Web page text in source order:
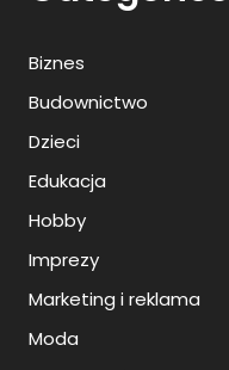
Biznes
Budownictwo
Dzieci
Edukacja
Hobby
Imprezy
Marketing i reklama
Moda